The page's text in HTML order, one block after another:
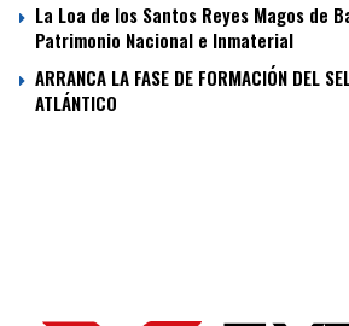
La Loa de los Santos Reyes Magos de
Patrimonio Nacional e Inmaterial
ARRANCA LA FASE DE FORMACIÓN DEL
ATLÁNTICO